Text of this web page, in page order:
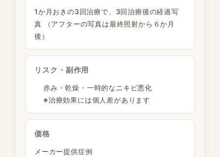
1か月おきの3回治療で、3回治療後の経過写
真 （アフターの写真は最終照射から６か月
後）
リスク・副作用
赤み・乾燥・一時的なニキビ悪化
※治療効果には個人差があります
価格
メーカー提供症例